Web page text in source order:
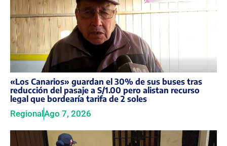
«Los Canarios» guardan el 30% de sus buses tras
reducción del pasaje a S/1.00 pero alistan recurso
legal que bordearía tarifa de 2 soles
Regional Ago 7, 2026